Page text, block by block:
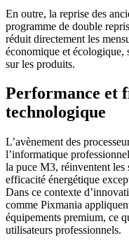
En outre, la reprise des
programme de double
réduit directement les
économique et écologique,
sur les produits.
Performance et
technologique
L’avènement des
l’informatique
la puce M3, réinventent les
efficacité énergétique
Dans ce contexte
comme Pixmania
équipements premium, ce
utilisateurs professionnels.